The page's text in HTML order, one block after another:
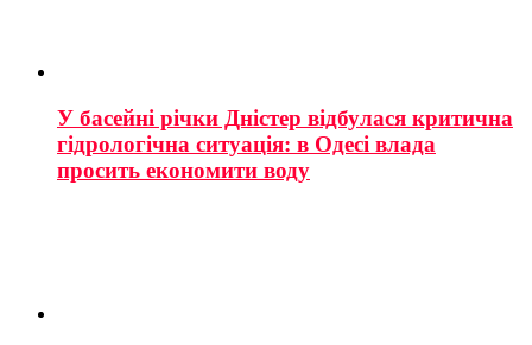
У басейні річки Дністер відбулася критична
гідрологічна ситуація: в Одесі влада
просить економити воду